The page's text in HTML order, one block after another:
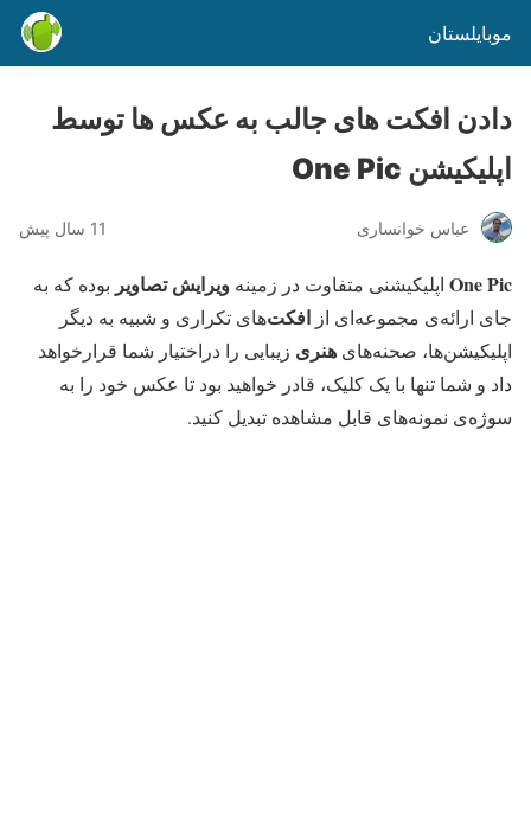
موبایلستان
دادن افکت های جالب به عکس ها توسط
اپلیکیشن One Pic
عباس خوانساری 11 سال پیش
One Pic اپلیکیشنی متفاوت در زمینه ویرایش تصاویر بوده که به
جای ارائه‌ی مجموعه‌ای از افکت‌های تکراری و شبیه به دیگر
اپلیکیشن‌ها، صحنه‌های هنری زیبایی را دراختیار شما قرارخواهد
داد و شما تنها با یک کلیک، قادر خواهید بود تا عکس خود را به
سوژه‌ی نمونه‌های قابل مشاهده تبدیل کنید.